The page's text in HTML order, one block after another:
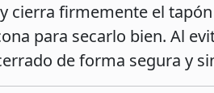
cierra firmemente el
para secarlo bien. Al
de forma segura y